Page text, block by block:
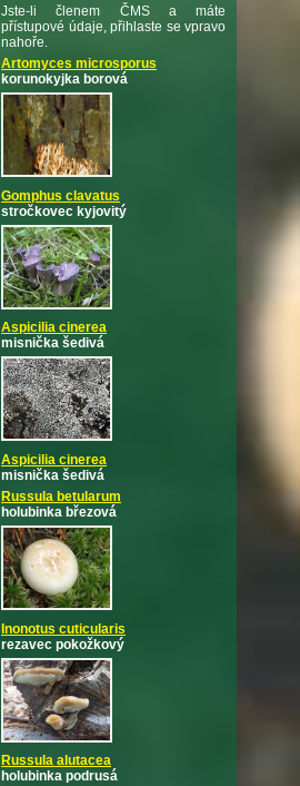
Jste-li členem ČMS a máte
přístupové údaje, přihlaste se vpravo
nahoře.
Artomyces microsporus
korunokyjka borová
Gomphus clavatus
stročkovec kyjovitý
Aspicilia cinerea
misnička šedivá
Aspicilia cinerea
misnička šedivá
Russula betularum
holubinka březová
Inonotus cuticularis
rezavec pokožkový
Russula alutacea
holubinka podrusá